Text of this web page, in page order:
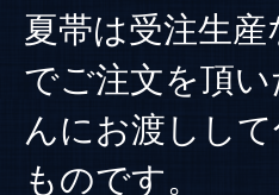
夏帯は受注生
でご注文を頂
んにお渡しし
ものです。